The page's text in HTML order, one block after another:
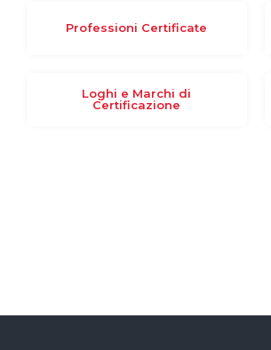
Professioni Certificate
Loghi e Marchi di
Certificazione